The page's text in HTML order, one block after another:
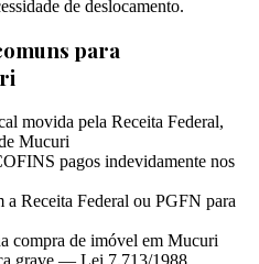
de deslocamento.
para
movida pela Receita Federal,
Mucuri
pagos indevidamente nos
a Receita Federal ou PGFN para
compra de imóvel em Mucuri
grave — Lei 7.713/1988